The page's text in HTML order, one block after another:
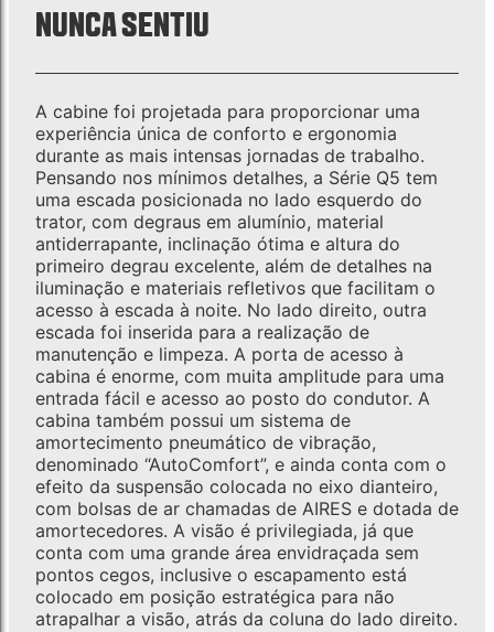
NUNCA SENTIU
A cabine foi projetada para proporcionar uma
experiência única de conforto e ergonomia
durante as mais intensas jornadas de trabalho.
Pensando nos mínimos detalhes, a Série Q5 tem
uma escada posicionada no lado esquerdo do
trator, com degraus em alumínio, material
antiderrapante, inclinação ótima e altura do
primeiro degrau excelente, além de detalhes na
iluminação e materiais refletivos que facilitam o
acesso à escada à noite. No lado direito, outra
escada foi inserida para a realização de
manutenção e limpeza. A porta de acesso à
cabina é enorme, com muita amplitude para uma
entrada fácil e acesso ao posto do condutor. A
cabina também possui um sistema de
amortecimento pneumático de vibração,
denominado “AutoComfort”, e ainda conta com o
efeito da suspensão colocada no eixo dianteiro,
com bolsas de ar chamadas de AIRES e dotada de
amortecedores. A visão é privilegiada, já que
conta com uma grande área envidraçada sem
pontos cegos, inclusive o escapamento está
colocado em posição estratégica para não
atrapalhar a visão, atrás da coluna do lado direito.